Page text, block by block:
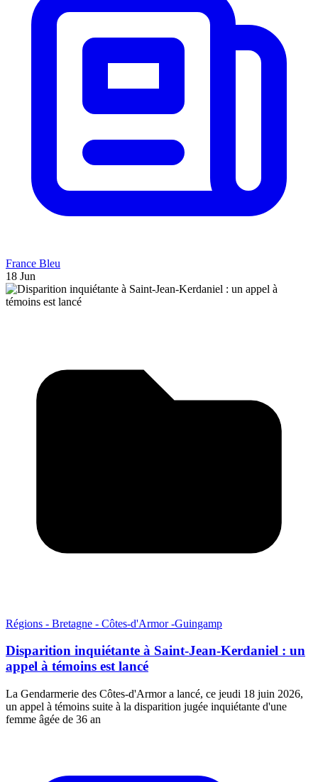
France Bleu
18 Jun
Régions - Bretagne - Côtes-d'Armor -Guingamp
Disparition inquiétante à Saint-Jean-Kerdaniel : un
appel à témoins est lancé
La Gendarmerie des Côtes-d'Armor a lancé, ce jeudi 18 juin 2026,
un appel à témoins suite à la disparition jugée inquiétante d'une
femme âgée de 36 an